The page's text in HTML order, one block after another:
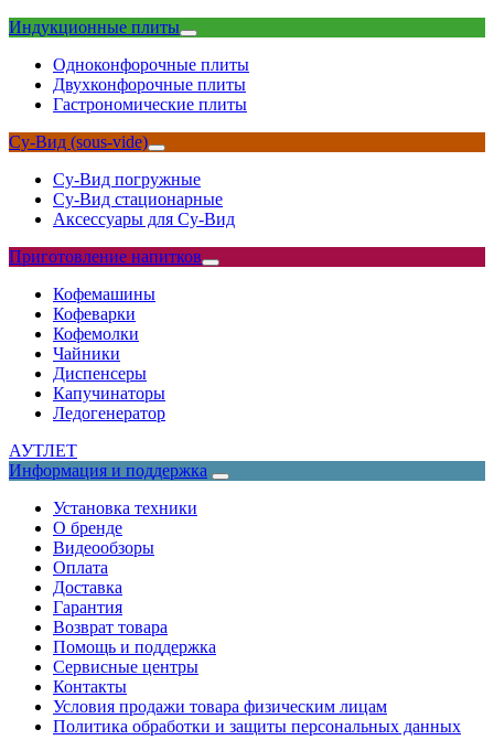
Индукционные плиты
Одноконфорочные плиты
Двухконфорочные плиты
Гастрономические плиты
Су-Вид (sous-vide)
Су-Вид погружные
Су-Вид стационарные
Аксессуары для Су-Вид
Приготовление напитков
Кофемашины
Кофеварки
Кофемолки
Чайники
Диспенсеры
Капучинаторы
Ледогенератор
АУТЛЕТ
Информация и поддержка
Установка техники
О бренде
Видеообзоры
Оплата
Доставка
Гарантия
Возврат товара
Помощь и поддержка
Сервисные центры
Контакты
Условия продажи товара физическим лицам
Политика обработки и защиты персональных данных